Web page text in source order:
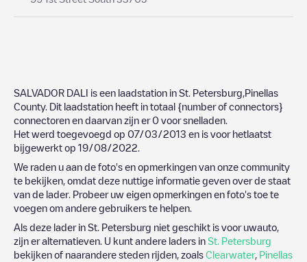
SALVADOR DALI is een laadstation in St. Petersburg Pinellas
County. Dit laadstation heeft in totaal {number of connectors}
connectoren en daarvan zijn er 0 voor snelladen.
Het werd toegevoegd op 07/03/2013 en is voor hetlaatst
bijgewerkt op 19/08/2022
We raden u aan de foto's en opmerkingen van onze community
te bekijken, omdat deze nuttige informatie geven over de staat
van de lader. Probeer uw eigen opmerkingen en foto's toe te
voegen om andere gebruikers te helpen.
Als deze lader in St. Petersburg niet geschikt is voor uwauto,
zijn er alternatieven. U kunt andere laders in St. Petersburg
bekijken of naarandere steden rijden, zoals Clearwater, Pinellas